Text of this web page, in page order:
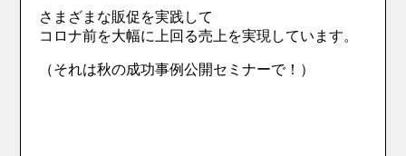
さまざまな販促を実践して
コロナ前を大幅に上回る売上を実現しています。
（それは秋の成功事例公開セミナーで！）